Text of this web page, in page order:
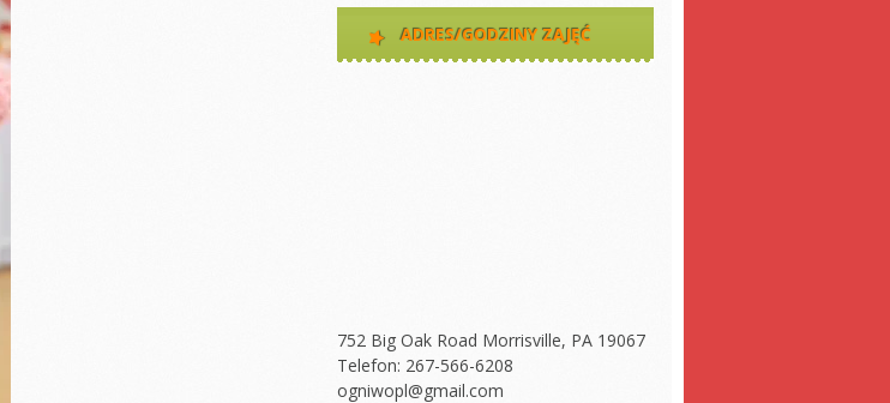
ADRES/GODZINY ZAJĘĆ
752 Big Oak Road Morrisville, PA 19067
Telefon: 267-566-6208
ogniwopl@gmail.com